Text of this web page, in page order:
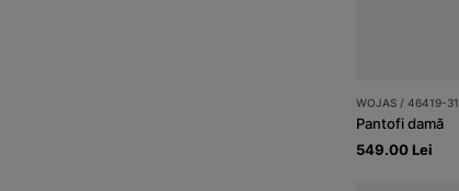
WOJAS / 46419-31
Pantofi damă
549.00 Lei